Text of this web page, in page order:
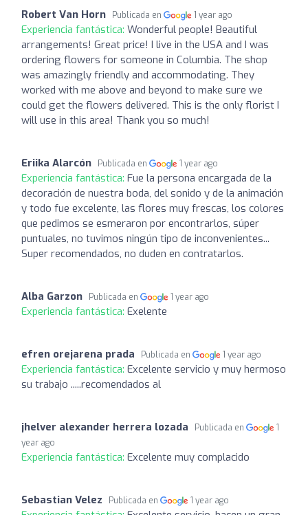
Robert Van Horn Publicada en 1 year ago
Experiencia fantástica: Wonderful people! Beautiful
arrangements! Great price! I live in the USA and I was
ordering flowers for someone in Columbia. The shop
was amazingly friendly and accommodating. They
worked with me above and beyond to make sure we
could get the flowers delivered. This is the only florist I
will use in this area! Thank you so much!
Eriika Alarcón Publicada en 1 year ago
Experiencia fantástica: Fue la persona encargada de la
decoración de nuestra boda, del sonido y de la animación
y todo fue excelente, las flores muy frescas, los colores
que pedimos se esmeraron por encontrarlos, súper
puntuales, no tuvimos ningún tipo de inconvenientes...
Super recomendados, no duden en contratarlos.
Alba Garzon Publicada en 1 year ago
Experiencia fantástica: Exelente
efren orejarena prada Publicada en 1 year ago
Experiencia fantástica: Excelente servicio y muy hermoso
su trabajo .....recomendados al
jhelver alexander herrera lozada Publicada en
1
year ago
Experiencia fantástica: Excelente muy complacido
Sebastian Velez Publicada en 1 year ago